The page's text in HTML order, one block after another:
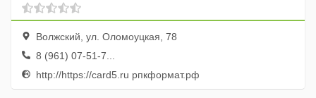
Волжский, ул. Оломоуцкая, 78
8 (961) 07-51-7...
http://https://card5.ru рпкформат.рф